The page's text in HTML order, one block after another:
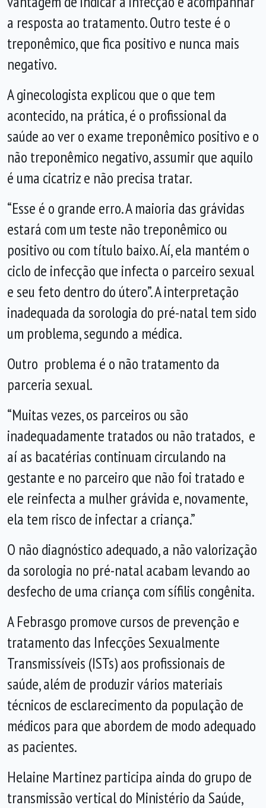
a resposta ao tratamento. Outro teste é o
treponêmico, que fica positivo e nunca mais
negativo.
A ginecologista explicou que o que tem
acontecido, na prática, é o profissional da
saúde ao ver o exame treponêmico positivo e o
não treponêmico negativo, assumir que aquilo
é uma cicatriz e não precisa tratar.
“Esse é o grande erro. A maioria das grávidas
estará com um teste não treponêmico ou
positivo ou com título baixo. Aí, ela mantém o
ciclo de infecção que infecta o parceiro sexual
e seu feto dentro do útero”. A interpretação
inadequada da sorologia do pré-natal tem sido
um problema, segundo a médica.
Outro problema é o não tratamento da
parceria sexual.
“Muitas vezes, os parceiros ou são
inadequadamente tratados ou não tratados, e
aí as bacatérias continuam circulando na
gestante e no parceiro que não foi tratado e
ele reinfecta a mulher grávida e, novamente,
ela tem risco de infectar a criança.”
O não diagnóstico adequado, a não valorização
da sorologia no pré-natal acabam levando ao
desfecho de uma criança com sífilis congênita.
A Febrasgo promove cursos de prevenção e
tratamento das Infecções Sexualmente
Transmissíveis (ISTs) aos profissionais de
saúde, além de produzir vários materiais
técnicos de esclarecimento da população de
médicos para que abordem de modo adequado
as pacientes.
Helaine Martinez participa ainda do grupo de
transmissão vertical do Ministério da Saúde,